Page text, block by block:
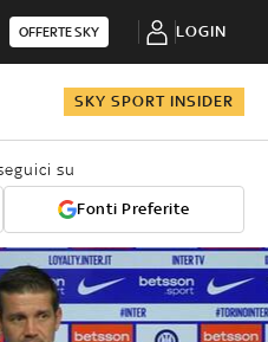
OFFERTE SKY LOGIN
SKY SPORT INSIDER
su
Fonti Preferite